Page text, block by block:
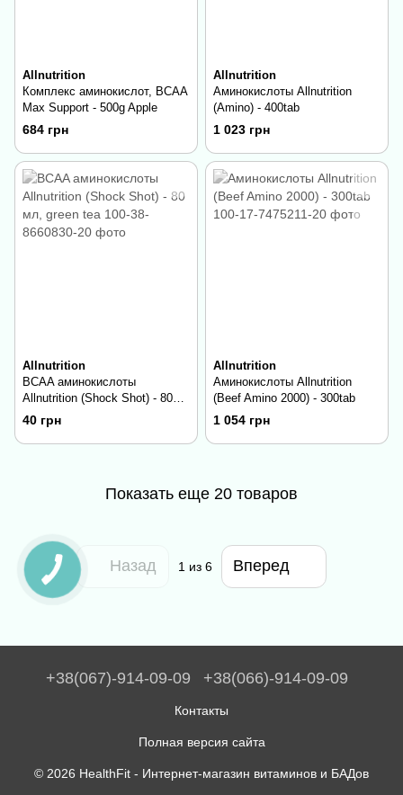
Allnutrition
Комплекс аминокислот, BCAA
Max Support - 500g Apple
684 грн
Allnutrition
Аминокислоты Allnutrition
(Amino) - 400tab
1 023 грн
Allnutrition
BCAA аминокислоты
Allnutrition (Shock Shot) - 80
мл, green tea
40 грн
Allnutrition
Аминокислоты Allnutrition
(Beef Amino 2000) - 300tab
1 054 грн
Показать еще 20 товаров
Назад 1 из 6 Вперед
+38(067)-914-09-09 +38(066)-914-09-09
Контакты
Полная версия сайта
© 2026 HealthFit - Интернет-магазин витаминов и БАДов